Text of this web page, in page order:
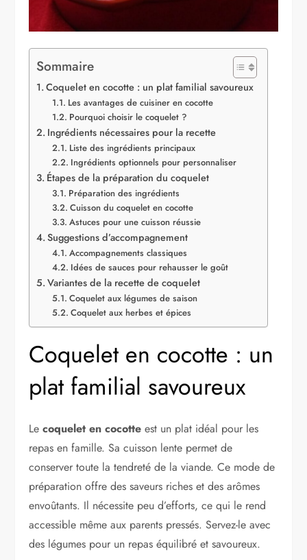
Sommaire
Coquelet en cocotte : un plat familial savoureux
Les avantages de cuisiner en cocotte
Pourquoi choisir le coquelet ?
Ingrédients nécessaires pour la recette
Liste des ingrédients principaux
Ingrédients optionnels pour personnaliser
Étapes de la préparation du coquelet
Préparation des ingrédients
Cuisson du coquelet en cocotte
Astuces pour une cuisson réussie
Suggestions d’accompagnement
Accompagnements classiques
Idées de sauces pour rehausser le goût
Variantes de la recette de coquelet
Coquelet aux légumes de saison
Coquelet aux herbes et épices
Coquelet en cocotte : un
plat familial savoureux
Lecoquelet en cocotte est un plat idéal pour les
repas en famille. Sa cuisson lente permet de
conserver toute la tendreté de la viande. Ce mode de
préparation offre des saveurs riches et des arômes
envoûtants. Il nécessite peu d’efforts, ce qui le rend
accessible même aux parents pressés. Servez-le avec
des légumes pour un repas équilibré et savoureux.